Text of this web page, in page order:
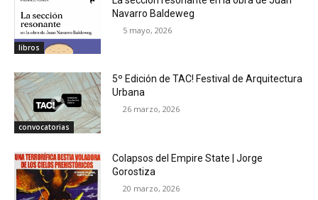
libros
Navarro Baldeweg
5 mayo, 2026
convocatorias
5º Edición de TAC! Festival de Arquitectura
Urbana
26 marzo, 2026
Colapsos del Empire State | Jorge
Gorostiza
20 marzo, 2026